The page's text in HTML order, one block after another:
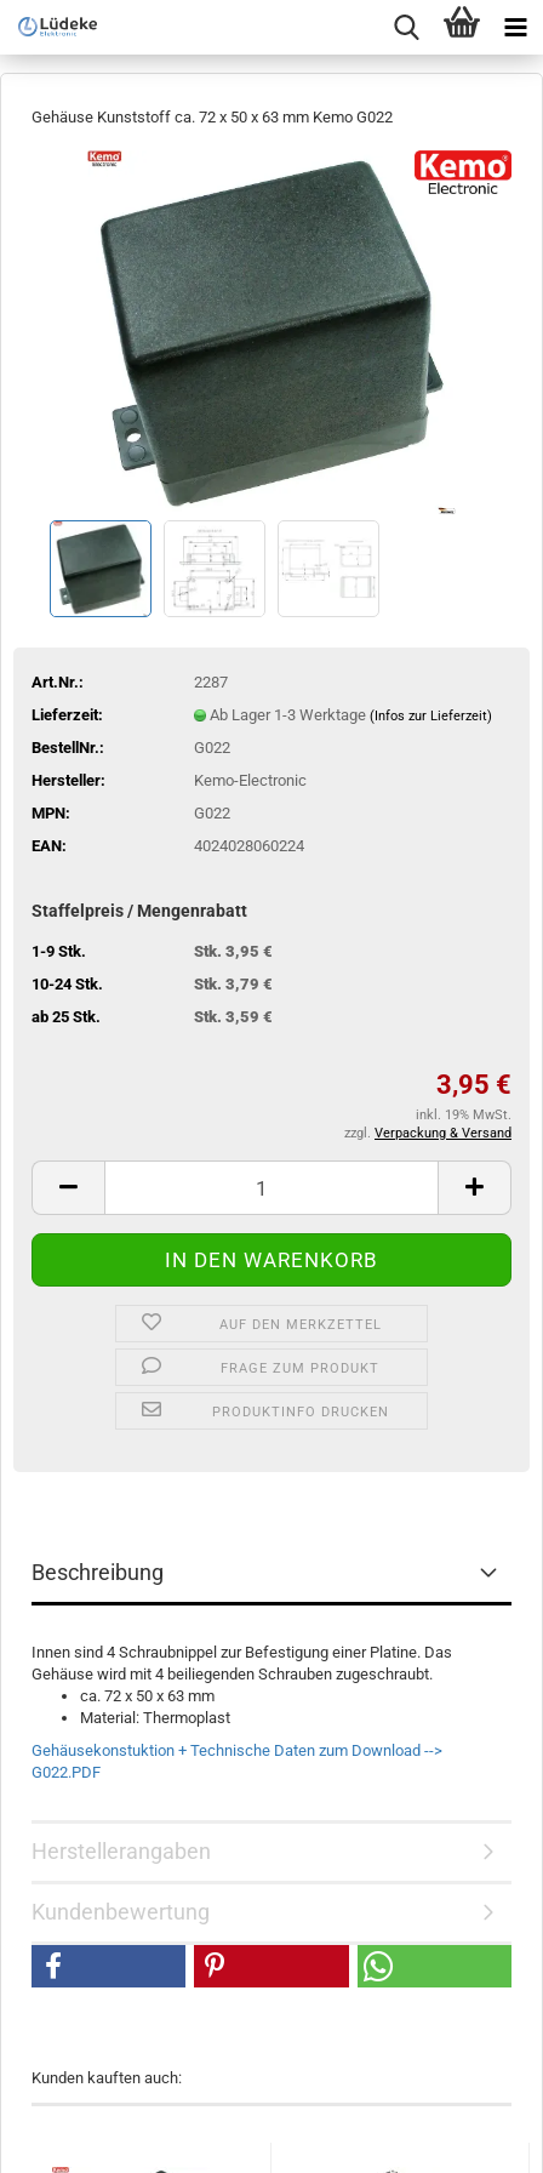
Gehäuse Kunststoff ca. 72 x 50 x 63 mm Kemo G022
Art.Nr.:
2287
Lieferzeit:
Ab Lager 1-3 Werktage (Infos zur Lieferzeit)
BestellNr.:
G022
Hersteller:
Kemo-Electronic
MPN:
G022
EAN:
4024028060224
Staffelpreis / Mengenrabatt
1-9 Stk.
Stk. 3,95 €
10-24 Stk.
Stk. 3,79 €
ab 25 Stk.
Stk. 3,59 €
3,95 €
inkl. 19% MwSt.
zzgl. Verpackung & Versand
AUF DEN MERKZETTEL
FRAGE ZUM PRODUKT
PRODUKTINFO DRUCKEN
Beschreibung
Innen sind 4 Schraubnippel zur Befestigung einer Platine. Das
Gehäuse wird mit 4 beiliegenden Schrauben zugeschraubt.
ca. 72 x 50 x 63 mm
Material: Thermoplast
Gehäusekonstuktion + Technische Daten zum Download -->
G022.PDF
Herstellerangaben
Kundenbewertung
Kunden kauften auch: